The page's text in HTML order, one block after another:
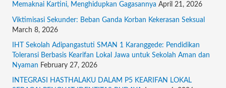
f
o
r
Memaknai Kartini, Menghidupkan Gagasannya April 21, 2026
Viktimisasi Sekunder: Beban Ganda Korban Kekerasan Seksual
March 8, 2026
IHT Sekolah Adipangastuti SMAN 1 Karanggede: Pendidikan
Toleransi Berbasis Kearifan Lokal Jawa untuk Sekolah Aman dan
Nyaman February 27, 2026
INTEGRASI HASTHALAKU DALAM P5 KEARIFAN LOKAL